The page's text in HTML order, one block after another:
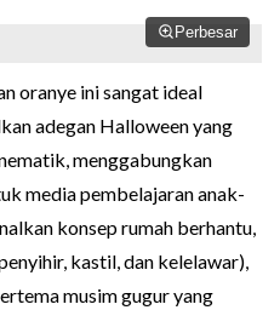
Perbesar
oranye ini sangat ideal
adegan Halloween yang
menggabungkan
media pembelajaran anak-
konsep rumah berhantu,
kastil, dan kelelawar),
musim gugur yang